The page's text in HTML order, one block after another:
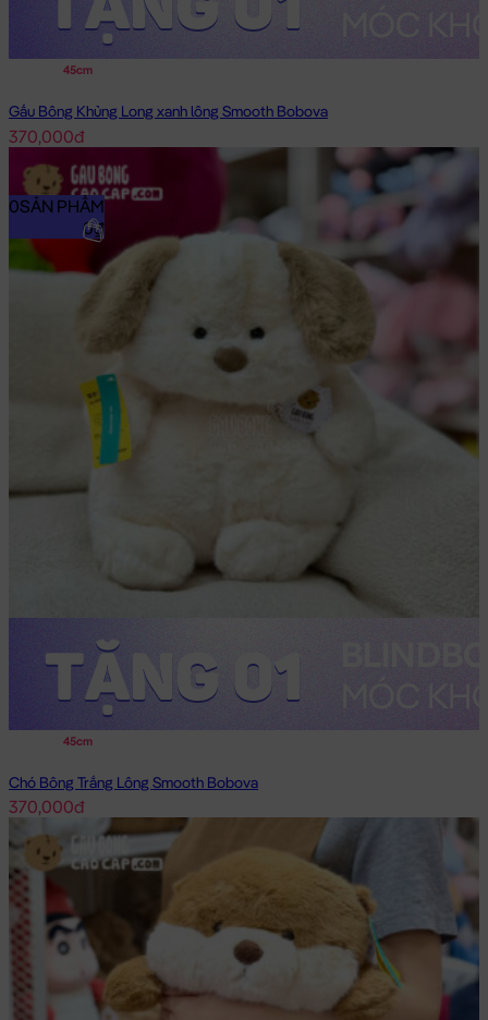
45cm
Gấu Bông Khủng Long xanh lông Smooth Bobova
370,000đ
45cm
Chó Bông Trắng Lông Smooth Bobova
370,000đ
0SẢN PHẨM
0₫